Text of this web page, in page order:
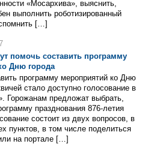
«Мосархива», выяснить,
выполнить роботизированный
[…]
помочь составить программу
Дню города
программу мероприятий ко Дню
стало доступно голосование в
Горожанам предложат выбрать,
празднования 876-летия
состоит из двух вопросов, в
пунктов, в том числе поделиться
на портале […]